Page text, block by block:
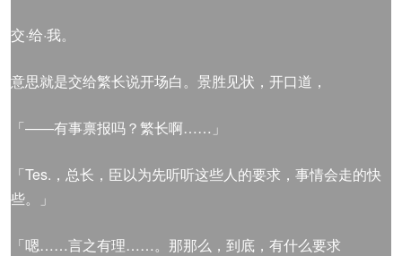
交·给·我。
意思就是交给繁长说开场白。景胜见状，开口道，
「——有事禀报吗？繁长啊……」
「Tes.，总长，臣以为先听听这些人的要求，事情会走的快
些。」
「嗯……言之有理……。那那么，到底，有什么要求